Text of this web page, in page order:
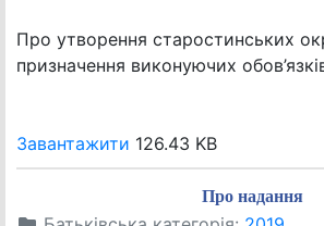
Про утворення старостинських
призначення виконуючих
Завантажити 126.43 KB
Про надання